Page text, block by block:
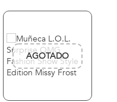
AGOTADO